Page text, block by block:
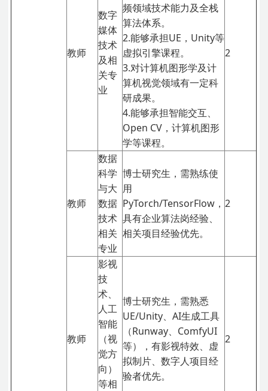
教师
数字
媒体
技术
及相
关专
业
频领域技术能力及全栈
算法体系。
2.能够承担UE，Unity等
虚拟引擎课程。
3.对计算机图形学及计
算机视觉领域有一定科
研成果。
4.能够承担智能交互、
Open CV，计算机图形
学等课程。
2
教师
数据
科学
与大
数据
技术
相关
专业
博士研究生，需熟练使
用
PyTorch/TensorFlow，
具有企业算法岗经验、
相关项目经验优先。
2
教师
影视
技
术、
人工
智能
（视
觉方
向）
等相
博士研究生，需熟悉
UE/Unity、AI生成工具
（Runway、ComfyUI
等），有影视特效、虚
拟制片、数字人项目经
验者优先。
2